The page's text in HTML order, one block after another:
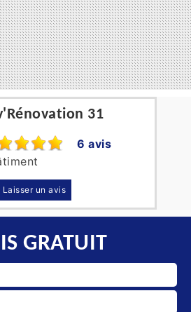
31
6 avis
Laisser un avis
GRATUIT